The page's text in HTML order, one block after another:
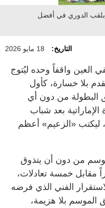
بلقب الدوري في أفضل
التاريخ: 18 مايو 2026
واقفاً وحده ليُتوج
بلا خسارة، كأول
من دون أي
بعد شباب
الأهلي في موسم 1975-1976، ليكتب «الزعيم» أعظم
هذا الموسم من دون أن يتذوق
محققاً 21 انتصاراً مقابل خمسة تعادلات،
الفني الذي فرضه
الموسم بلا هزيمة،